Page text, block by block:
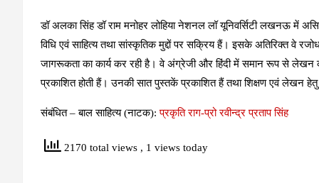
डॉ अलका सिंह डॉ राम मनोहर लोहिया नेशनल लॉ यूनिवर्सिटी लखनऊ में
विधि एवं साहित्य तथा सांस्कृतिक मुद्दों पर सक्रिय हैं। इसके अतिरिक्त वे
जागरूकता का कार्य कर रही है। वे अंग्रेजी और हिंदी में समान रूप से लेखन
प्रकाशित होती हैं। उनकी सात पुस्तकें प्रकाशित हैं तथा शिक्षण एवं लेखन हेतु
संबंधित – बाल साहित्य (नाटक):प्रकृति राग-प्रो रवीन्द्र प्रताप सिंह
2170 total views , 1 views today